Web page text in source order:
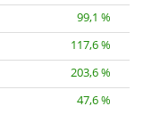
99,1 %
117,6 %
203,6 %
47,6 %